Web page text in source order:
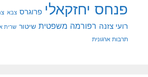
פנחס יחזקאלי פרוגרס צבא
רועי צזנה רפורמה משפטית שיטור שרית
תרבות ארגונית